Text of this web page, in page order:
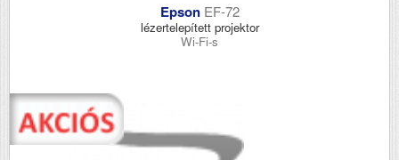
Epson EF-72
lézertelepített projektor
Wi-Fi-s